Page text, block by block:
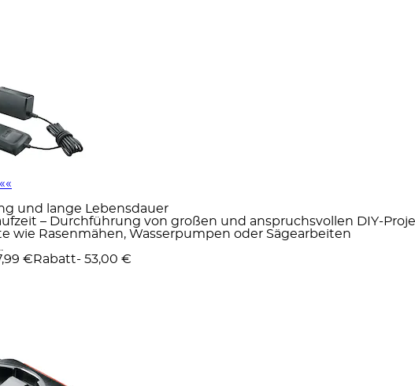
und lange Lebensdauer
– Durchführung von großen und anspruchsvollen DIY-
wie Rasenmähen, Wasserpumpen oder Sägearbeiten
€ Rabatt- 53,00 €